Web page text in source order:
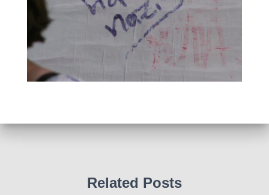
Related Posts